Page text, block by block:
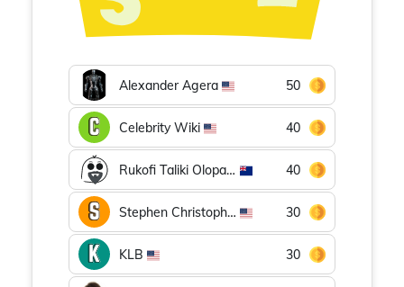
Alexander Agera 50
Celebrity Wiki 40
Rukofi Taliki Olopanukeha 40
Stephen Christopher 30
KLB 30